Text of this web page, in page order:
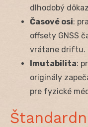
dlhodobý
Časové osi:
offsety GNSS
vrátane driftu.
Imutabilita:
originály
pre fyzické